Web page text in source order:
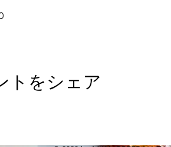
トをシェア